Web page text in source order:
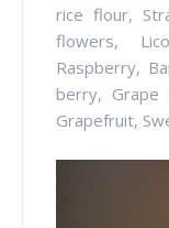
rice flour,
flowers,
Raspberry,
berry, Grape
Grapefruit,